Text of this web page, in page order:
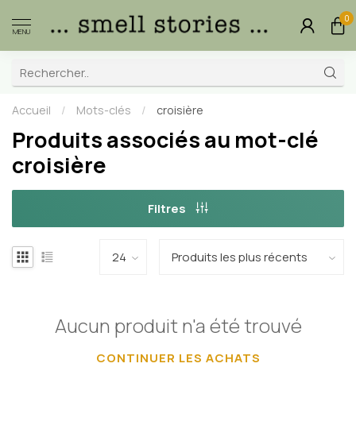
MENU
0
Accueil / Mots-clés / croisière
Produits associés au mot-clé
croisière
Filtres
Aucun produit n'a été trouvé
CONTINUER LES ACHATS